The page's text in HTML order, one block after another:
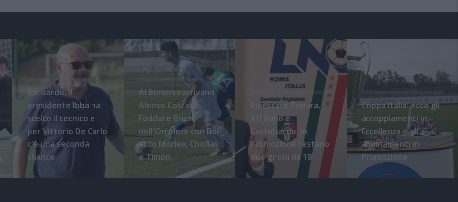
Barisardo, il
presidente Ibba ha
scelto il tecnico e
per Vittorio De Carlo
c'è una seconda
chance
Al Bonorva arrivano
Alonso Costas,
Foddai e Brizzi,
nell'Orrolese con Boi
ecco Morleo, Choflas
e Timon
Ripescate Tonara,
Atl Bono e
Castelsardo, in
Promozione restano
due gironi da 18
Coppa Italia: ecco gli
accoppiamenti in
Eccellenza e gli
abbinamenti in
Promozione